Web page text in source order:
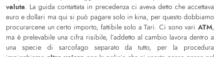
valuta. La guida contattata in precedenza ci aveva detto che accettava
euro e dollari ma qui si può pagare solo in kina, per questo dobbiamo
procurarcene un certo importo, fattibile solo a Tari. Ci sono vari ATM,
ma è prelevabile una cifra risibile, l’addetto al cambio lavora dentro a
una specie di sarcofago separato da tutto, per la procedura